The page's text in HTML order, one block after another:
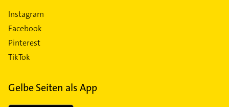
Instagram
Facebook
Pinterest
TikTok
Gelbe Seiten als App